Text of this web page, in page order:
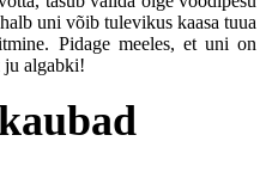
uni võib tulevikus kaasa tuua
Pidage meeles, et uni on
ju algabki!